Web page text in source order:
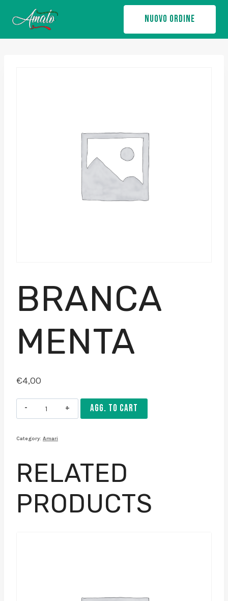
contenuto
NUOVO ORDINE
BRANCA
MENTA
€4,00
menta
AGG. TO CART
Category: Amari
RELATED
PRODUCTS